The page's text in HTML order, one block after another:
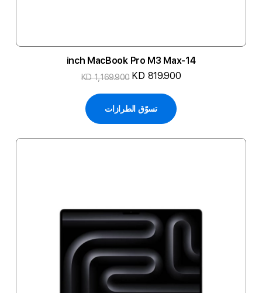
14-inch MacBook Pro M3 Max
KD 819.900
KD 1,169.900
تسوّق الطرازات